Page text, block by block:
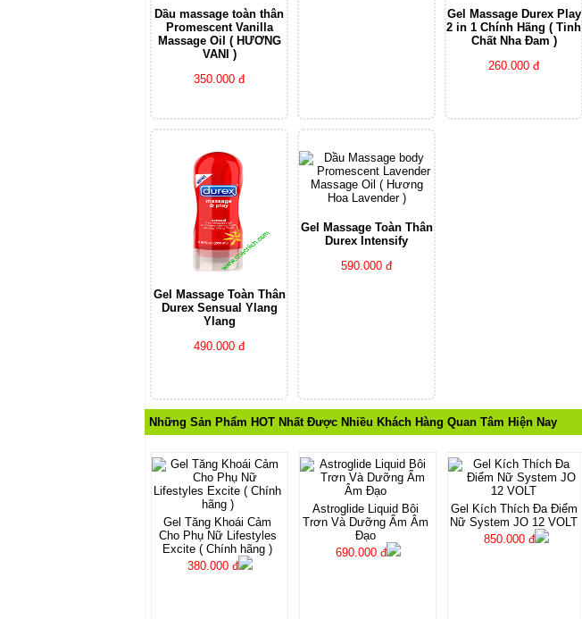
Dầu massage toàn thân
Promescent Vanilla
Massage Oil ( HƯƠNG
VANI )
350.000 đ
Gel Massage Durex Play
2 in 1 Chính Hãng ( Tinh
Chất Nha Đam )
260.000 đ
Gel Massage Toàn Thân
Durex Sensual Ylang
Ylang
490.000 đ
Gel Massage Toàn Thân
Durex Intensify
590.000 đ
Những Sản Phẩm HOT Nhất Được Nhiều Khách Hàng Quan Tâm Hiện Nay
Gel Tăng Khoái Cảm
Cho Phụ Nữ Lifestyles
Excite ( Chính hãng )
380.000 đ
Astroglide Liquid Bôi
Trơn Và Dưỡng Ẩm Âm
Đạo
690.000 đ
Gel Kích Thích Đa Điểm
Nữ System JO 12 VOLT
850.000 đ